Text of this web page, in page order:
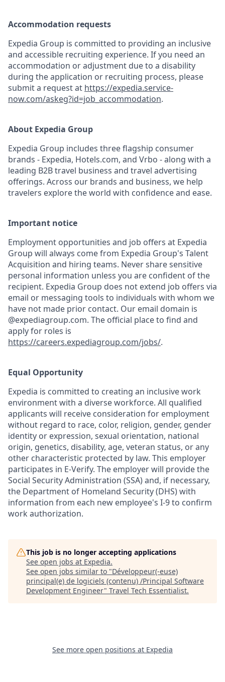
Accommodation requests
Expedia Group is committed to providing an inclusive
and accessible recruiting experience. If you need an
accommodation or adjustment due to a disability
during the application or recruiting process, please
submit a request at https://expedia.service-
now.com/askeg?id=job_accommodation.
About Expedia Group
Expedia Group includes three flagship consumer
brands - Expedia, Hotels.com, and Vrbo - along with a
leading B2B travel business and travel advertising
offerings. Across our brands and business, we help
travelers explore the world with confidence and ease.
Important notice
Employment opportunities and job offers at Expedia
Group will always come from Expedia Group's Talent
Acquisition and hiring teams. Never share sensitive
personal information unless you are confident of the
recipient. Expedia Group does not extend job offers via
email or messaging tools to individuals with whom we
have not made prior contact. Our email domain is
@expediagroup.com. The official place to find and
apply for roles is
https://careers.expediagroup.com/jobs/.
Equal Opportunity
Expedia is committed to creating an inclusive work
environment with a diverse workforce. All qualified
applicants will receive consideration for employment
without regard to race, color, religion, gender, gender
identity or expression, sexual orientation, national
origin, genetics, disability, age, veteran status, or any
other characteristic protected by law. This employer
participates in E-Verify. The employer will provide the
Social Security Administration (SSA) and, if necessary,
the Department of Homeland Security (DHS) with
information from each new employee's I-9 to confirm
work authorization.
This job is no longer accepting applications
See open jobs at Expedia.
See open jobs similar to "Développeur(-euse)
principal(e) de logiciels (contenu) /Principal Software
Development Engineer" Travel Tech Essentialist.
See more open positions at Expedia